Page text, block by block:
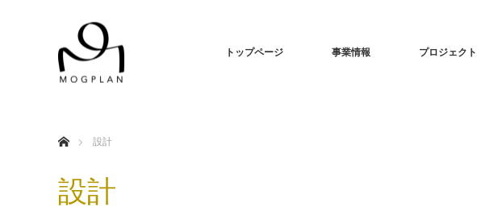
トップページ 事業情報 プロジェクト
設計
設計